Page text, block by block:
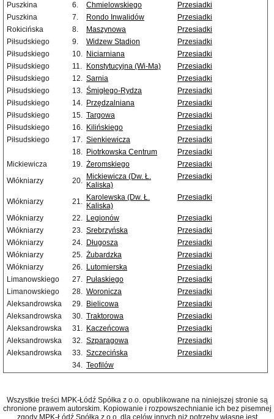
Puszkina
6. Chmielowskiego
Przesiadki
Puszkina
7. Rondo Inwalidów
Przesiadki
Rokicińska
8. Maszynowa
Przesiadki
Piłsudskiego
9. Widzew Stadion
Przesiadki
Piłsudskiego
10. Niciarniana
Przesiadki
Piłsudskiego
11. Konstytucyjna (Wi-Ma)
Przesiadki
Piłsudskiego
12. Sarnia
Przesiadki
Piłsudskiego
13. Śmigłego-Rydza
Przesiadki
Piłsudskiego
14. Przędzalniana
Przesiadki
Piłsudskiego
15. Targowa
Przesiadki
Piłsudskiego
16. Kilińskiego
Przesiadki
Piłsudskiego
17. Sienkiewicza
Przesiadki
18. Piotrkowska Centrum
Przesiadki
Mickiewicza
19. Żeromskiego
Przesiadki
Włókniarzy
20. Mickiewicza (Dw. Ł.
Kaliska)
Przesiadki
Włókniarzy 21. Karolewska (Dw. Ł.
Kaliska)
Przesiadki
Włókniarzy 22. Legionów
Przesiadki
Włókniarzy
23. Srebrzyńska
Przesiadki
Włókniarzy
24. Długosza
Przesiadki
Włókniarzy
25. Żubardzka
Przesiadki
Włókniarzy
26. Lutomierska
Przesiadki
Limanowskiego
27. Pułaskiego
Przesiadki
Limanowskiego
28. Woronicza
Przesiadki
Aleksandrowska
29. Bielicowa
Przesiadki
Aleksandrowska
30. Traktorowa
Przesiadki
Aleksandrowska
31. Kaczeńcowa
Przesiadki
Aleksandrowska
32. Szparagowa
Przesiadki
Aleksandrowska
33. Szczecińska
Przesiadki
34. Teofilów
Wszystkie treści MPK-Łódź Spółka z o.o. opublikowane na niniejszej stronie są
chronione prawem autorskim. Kopiowanie i rozpowszechnianie ich bez pisemnej
zgody MPK-Łódź Spółka z o.o. dla celów innych niż potrzeby własne jest